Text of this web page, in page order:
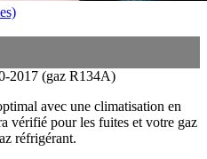
2017 (gaz R134A)
avec une climatisation en
vérifié pour les fuites et votre gaz
réfrigérant.